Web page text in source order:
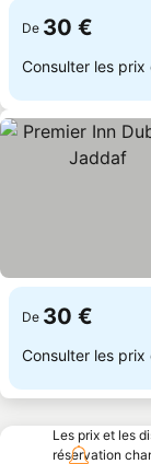
De 30 €
Consulter les prix
De 30 €
Consulter les prix
Les prix et les
réservation